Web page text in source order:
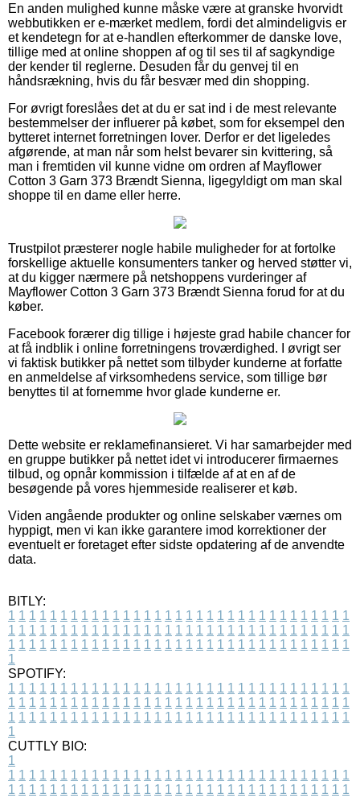
En anden mulighed kunne måske være at granske hvorvidt
webbutikken er e-mærket medlem, fordi det almindeligvis er
et kendetegn for at e-handlen efterkommer de danske love,
tillige med at online shoppen af og til ses til af sagkyndige
der kender til reglerne. Desuden får du genvej til en
håndsrækning, hvis du får besvær med din shopping.
For øvrigt foreslåes det at du er sat ind i de mest relevante
bestemmelser der influerer på købet, som for eksempel den
bytteret internet forretningen lover. Derfor er det ligeledes
afgørende, at man når som helst bevarer sin kvittering, så
man i fremtiden vil kunne vidne om ordren af Mayflower
Cotton 3 Garn 373 Brændt Sienna, ligegyldigt om man skal
shoppe til en dame eller herre.
Trustpilot præsterer nogle habile muligheder for at fortolke
forskellige aktuelle konsumenters tanker og herved støtter vi,
at du kigger nærmere på netshoppens vurderinger af
Mayflower Cotton 3 Garn 373 Brændt Sienna forud for at du
køber.
Facebook forærer dig tillige i højeste grad habile chancer for
at få indblik i online forretningens troværdighed. I øvrigt ser
vi faktisk butikker på nettet som tilbyder kunderne at forfatte
en anmeldelse af virksomhedens service, som tillige bør
benyttes til at fornemme hvor glade kunderne er.
Dette website er reklamefinansieret. Vi har samarbejder med
en gruppe butikker på nettet idet vi introducerer firmaernes
tilbud, og opnår kommission i tilfælde af at en af de
besøgende på vores hjemmeside realiserer et køb.
Viden angående produkter og online selskaber værnes om
hyppigt, men vi kan ikke garantere imod korrektioner der
eventuelt er foretaget efter sidste opdatering af de anvendte
data.
BITLY:
1 1 1 1 1 1 1 1 1 1 1 1 1 1 1 1 1 1 1 1 1 1 1 1 1 1 1 1 1 1 1 1 1
1 1 1 1 1 1 1 1 1 1 1 1 1 1 1 1 1 1 1 1 1 1 1 1 1 1 1 1 1 1 1 1 1
1 1 1 1 1 1 1 1 1 1 1 1 1 1 1 1 1 1 1 1 1 1 1 1 1 1 1 1 1 1 1 1 1
1
SPOTIFY:
1 1 1 1 1 1 1 1 1 1 1 1 1 1 1 1 1 1 1 1 1 1 1 1 1 1 1 1 1 1 1 1 1
1 1 1 1 1 1 1 1 1 1 1 1 1 1 1 1 1 1 1 1 1 1 1 1 1 1 1 1 1 1 1 1 1
1 1 1 1 1 1 1 1 1 1 1 1 1 1 1 1 1 1 1 1 1 1 1 1 1 1 1 1 1 1 1 1 1
1
CUTTLY BIO:
1
1 1 1 1 1 1 1 1 1 1 1 1 1 1 1 1 1 1 1 1 1 1 1 1 1 1 1 1 1 1 1 1 1
1 1 1 1 1 1 1 1 1 1 1 1 1 1 1 1 1 1 1 1 1 1 1 1 1 1 1 1 1 1 1 1 1